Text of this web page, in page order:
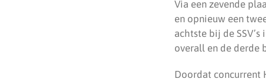
Via een zevende
en opnieuw een
achtste bij de
overall en de derde
Doordat concurrent